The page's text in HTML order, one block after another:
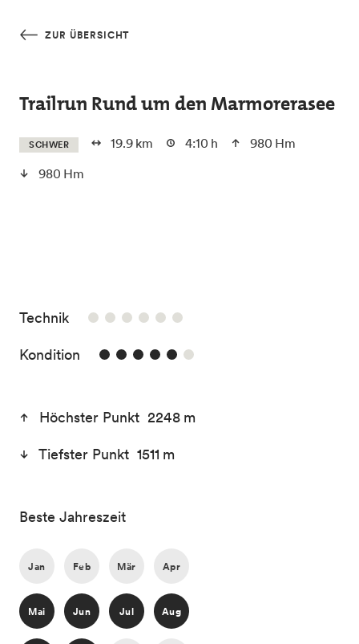
ZUR ÜBERSICHT
Trailrun Rund um den Marmorerasee
SCHWER 19.9 km 4:10 h
980 Hm
980 Hm
Technik/6
Kondition 5/6
Höchster Punkt 2248 m
Tiefster Punkt 1511 m
Beste Jahreszeit
Jan Feb Mär Apr
Mai Jun Jul Aug